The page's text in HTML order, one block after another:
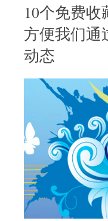
10个免费
方便我们通
动态